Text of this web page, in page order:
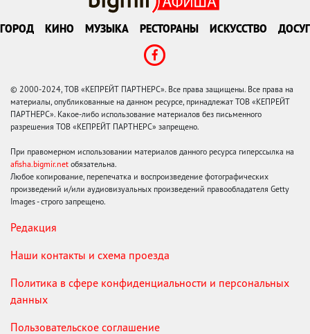
ГОРОД КИНО МУЗЫКА РЕСТОРАНЫ ИСКУССТВО ДОСУГ
© 2000-2024, ТОВ «КЕПРЕЙТ ПАРТНЕРС». Все права защищены. Все права на
материалы, опубликованные на данном ресурсе, принадлежат ТОВ «КЕПРЕЙТ
ПАРТНЕРС». Какое-либо использование материалов без письменного
разрешения ТОВ «КЕПРЕЙТ ПАРТНЕРС» запрещено.
При правомерном использовании материалов данного ресурса гиперссылка на
afisha.bigmir.net обязательна.
Любое копирование, перепечатка и воспроизведение фотографических
произведений и/или аудиовизуальных произведений правообладателя Getty
Images - строго запрещено.
Редакция
Наши контакты и схема проезда
Политика в сфере конфиденциальности и персональных
данных
Пользовательское соглашение